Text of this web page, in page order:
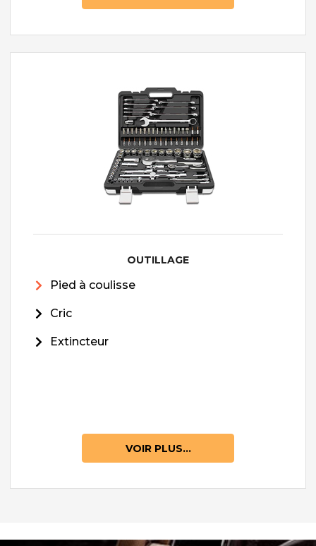
OUTILLAGE
Pied à coulisse
Cric
Extincteur
VOIR PLUS...